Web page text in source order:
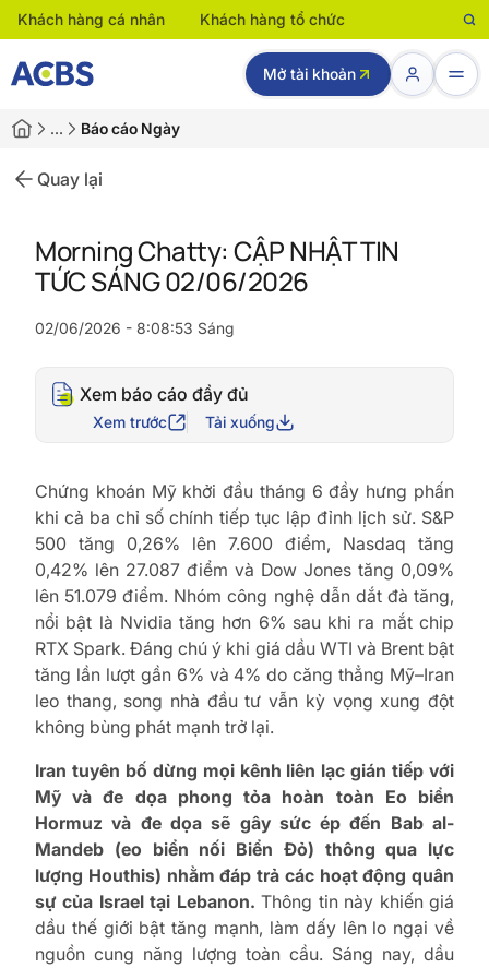
Khách hàng cá nhân Khách hàng tổ chức
Mở tài khoản
… Báo cáo Ngày
Quay lại
Morning Chatty: CẬP NHẬT TIN
TỨC SÁNG 02/06/2026
02/06/2026 - 8:08:53 Sáng
Xem báo cáo đầy đủ
Xem trước Tải xuống
Chứng khoán Mỹ khởi đầu tháng 6 đầy hưng phấn
khi cả ba chỉ số chính tiếp tục lập đỉnh lịch sử. S&P
500 tăng 0,26% lên 7.600 điểm, Nasdaq tăng
0,42% lên 27.087 điểm và Dow Jones tăng 0,09%
lên 51.079 điểm. Nhóm công nghệ dẫn dắt đà tăng,
nổi bật là Nvidia tăng hơn 6% sau khi ra mắt chip
RTX Spark. Đáng chú ý khi giá dầu WTI và Brent bật
tăng lần lượt gần 6% và 4% do căng thẳng Mỹ–Iran
leo thang, song nhà đầu tư vẫn kỳ vọng xung đột
không bùng phát mạnh trở lại.
Iran tuyên bố dừng mọi kênh liên lạc gián tiếp với
Mỹ và đe dọa phong tỏa hoàn toàn Eo biển
Hormuz và đe dọa sẽ gây sức ép đến Bab al-
Mandeb (eo biển nối Biển Đỏ) thông qua lực
lượng Houthis) nhằm đáp trả các hoạt động quân
sự của Israel tại Lebanon.Thông tin này khiến giá
dầu thế giới bật tăng mạnh, làm dấy lên lo ngại về
nguồn cung năng lượng toàn cầu. Sáng nay, dầu